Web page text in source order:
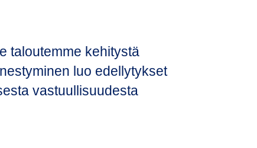
taloutemme kehitystä
luo edellytykset
vastuullisuudesta